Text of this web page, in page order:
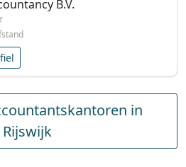
B.V.
in
Rijswijk